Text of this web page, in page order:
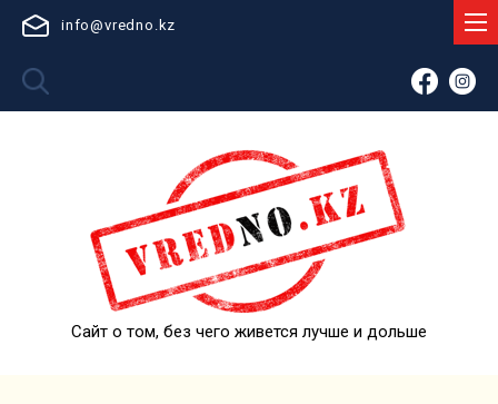
info@vredno.kz
Сайт о том, без чего живется лучше и дольше